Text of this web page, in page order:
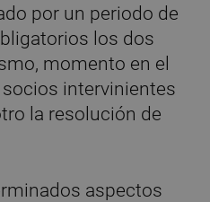
por un periodo de
los dos
momento en el
intervinientes
la resolución de
aspectos